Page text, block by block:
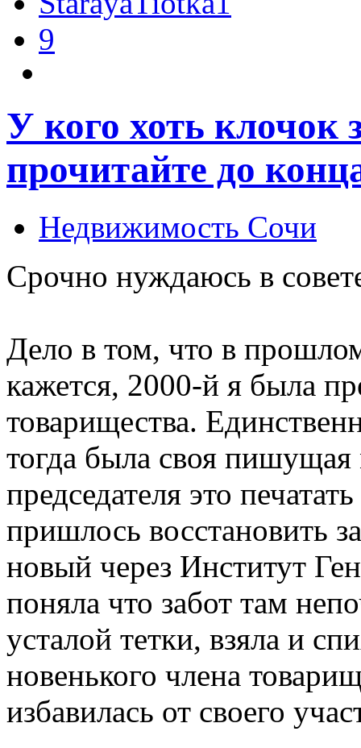
9
У кого хоть клочок
прочитайте до
Недвижимость Сочи
Срочно нуждаюсь в
Дело в том, что в
кажется, 2000-й я была
товарищества.
тогда была своя
председателя это
пришлось восстановить
новый через Институт
поняла что забот там
усталой тетки, взяла и
новенького члена
избавилась от своего